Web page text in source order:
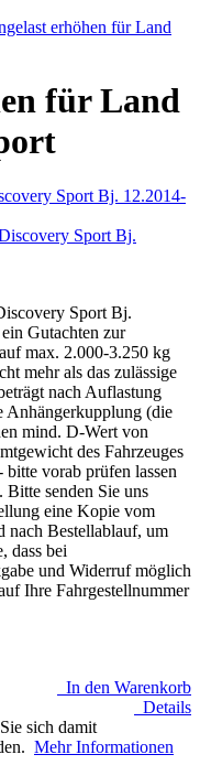
erhöhen für Land
für Land
Sport Bj. 12.2014-
Sport Bj.
Gutachten zur
max. 2.000-3.250 kg
mehr als das zulässige
nach Auflastung
Anhängerkupplung (die
mind. D-Wert von
des Fahrzeuges
vorab prüfen lassen
senden Sie uns
eine Kopie vom
nach Bestellablauf, um
dass bei
und Widerruf möglich
Ihre Fahrgestellnummer
In den Warenkorb
Details
sich damit
Mehr Informationen